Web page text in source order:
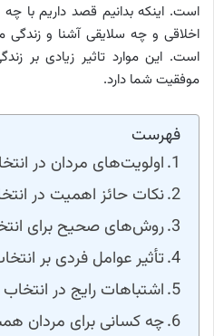
است. اینکه بدانیم قصد داریم با
اخلاقی و چه سلایقی آشنا و زندگی
است. این موارد تاثیر زیادی بر
موفقیت شما دارد.
فهرست
اولویت‌های مردان در
نکات حائز اهمیت در
روش‌های صحیح برای
تأثیر عوامل فردی بر
اشتباهات رایج در
چه کسانی برای مردان